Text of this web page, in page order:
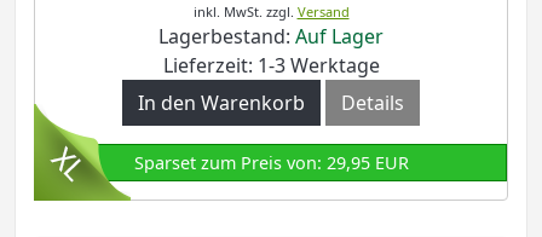
inkl. MwSt. zzgl. Versand
Lagerbestand: Auf Lager
Lieferzeit: 1-3 Werktage
In den Warenkorb
Details
Sparset zum Preis von: 29,95 EUR